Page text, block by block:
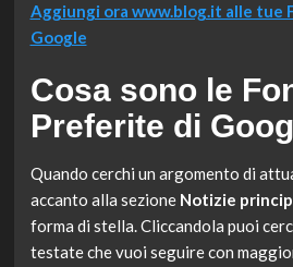
Aggiungi ora www.blog.it alle tue
Google
Cosa sono le
Preferite di
Quando cerchi un argomento di
accanto alla sezione Notizie
forma di stella. Cliccandola puoi
testate che vuoi seguire con